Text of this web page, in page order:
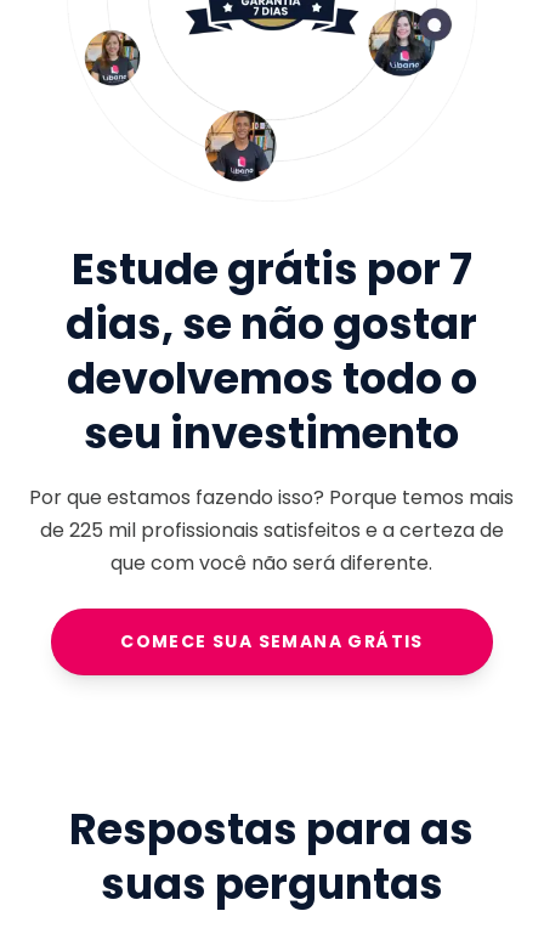
Estude grátis por 7
dias, se não gostar
devolvemos todo o
seu investimento
Por que estamos fazendo isso? Porque temos mais
de225 milprofissionais satisfeitos e a certeza de
que com você não será diferente.
COMECE SUA SEMANA GRÁTIS
Respostas para as
suas perguntas